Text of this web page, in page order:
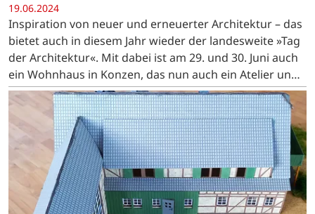
19.06.2024
Inspiration von neuer und erneuerter Architektur – das
bietet auch in diesem Jahr wieder der landesweite »Tag
der Architektur«. Mit dabei ist am 29. und 30. Juni auch
ein Wohnhaus in Konzen, das nun auch ein Atelier und
eine Ferienwohnung beheimatet. …